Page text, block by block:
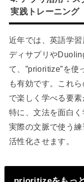
実践トレーニング
近年では、英語学
ディサプリや
て、”prioritize”を使
も有効です。これ
で楽しく学べる要
特に、文法を面白
実際の文脈で使う
活性化させます。